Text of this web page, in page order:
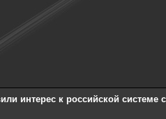
интерес к российской системе